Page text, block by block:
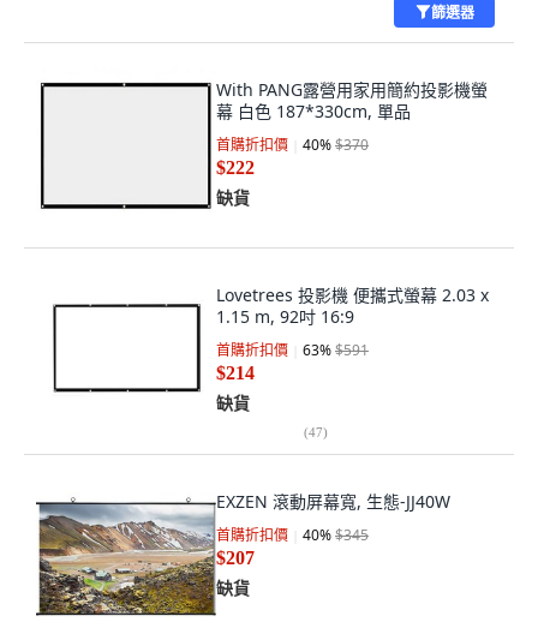
篩選器
With PANG露營用家用簡約投影機螢
幕 白色 187*330cm, 單品
首購折扣價 40%$370
$222
缺貨
Lovetrees 投影機 便攜式螢幕 2.03 x
1.15 m, 92吋 16:9
首購折扣價 63%$591
$214
缺貨
(47)
EXZEN 滾動屏幕寬, 生態-JJ40W
首購折扣價 40%$345
$207
缺貨